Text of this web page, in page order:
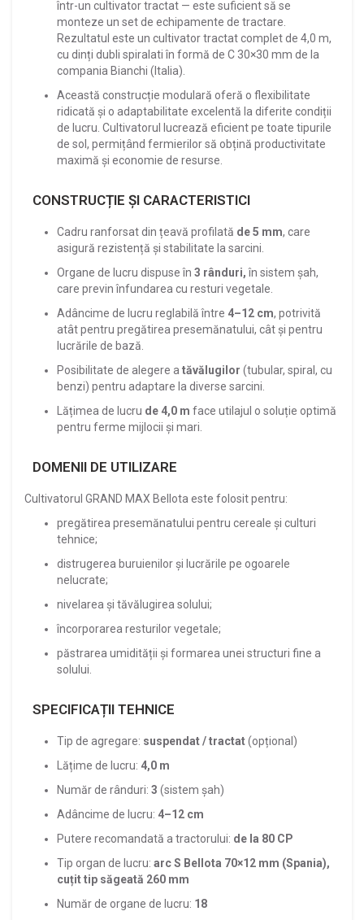
într-un cultivator tractat — este suficient să se
monteze un set de echipamente de tractare.
Rezultatul este un cultivator tractat complet de 4,0 m,
cu dinți dubli spiralati în formă de C 30×30 mm de la
compania Bianchi (Italia).
Această construcție modulară oferă o flexibilitate
ridicată și o adaptabilitate excelentă la diferite condiții
de lucru. Cultivatorul lucrează eficient pe toate tipurile
de sol, permițând fermierilor să obțină productivitate
maximă și economie de resurse.
CONSTRUCȚIE ȘI CARACTERISTICI
Cadru ranforsat din țeavă profilată de 5 mm, care
asigură rezistență și stabilitate la sarcini.
Organe de lucru dispuse în 3 rânduri,în sistem șah,
care previn înfundarea cu resturi vegetale.
Adâncime de lucru reglabilă între 4–12 cm, potrivită
atât pentru pregătirea presemănatului, cât și pentru
lucrările de bază.
Posibilitate de alegere a tăvălugilor (tubular, spiral, cu
benzi) pentru adaptare la diverse sarcini.
Lățimea de lucru de 4,0 m face utilajul o soluție optimă
pentru ferme mijlocii și mari.
DOMENII DE UTILIZARE
Cultivatorul GRAND MAX Bellota este folosit pentru:
pregătirea presemănatului pentru cereale și culturi
tehnice;
distrugerea buruienilor și lucrările pe ogoarele
nelucrate;
nivelarea și tăvălugirea solului;
încorporarea resturilor vegetale;
păstrarea umidității și formarea unei structuri fine a
solului.
SPECIFICAȚII TEHNICE
Tip de agregare: suspendat / tractat(opțional)
Lățime de lucru: 4,0 m
Număr de rânduri: 3 (sistem șah)
Adâncime de lucru: 4–12 cm
Putere recomandată a tractorului: de la 80 CP
Tip organ de lucru: arc S Bellota 70×12 mm (Spania),
cuțit tip săgeată 260 mm
Număr de organe de lucru: 18